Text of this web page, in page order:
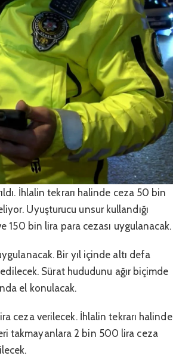
İhlalin tekrarı halinde ceza 50 bin
Uyuşturucu unsur kullandığı
bin lira para cezası uygulanacak.
Bir yıl içinde altı defa
Sürat hududunu ağır biçimde
el konulacak.
ceza verilecek. İhlalin tekrarı halinde
takmayanlara 2 bin 500 lira ceza